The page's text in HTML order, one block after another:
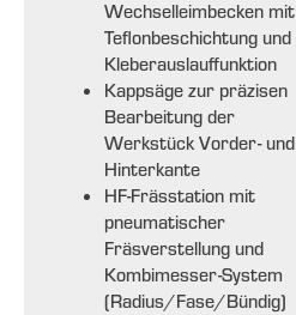
Wechselleimbecken mit
Teflonbeschichtung und
Kleberauslauffunktion
Kappsäge zur präzisen
Bearbeitung der
Werkstück Vorder- und
Hinterkante
HF-Frässtation mit
pneumatischer
Fräsverstellung und
Kombimesser-System
(Radius/Fase/Bündig)